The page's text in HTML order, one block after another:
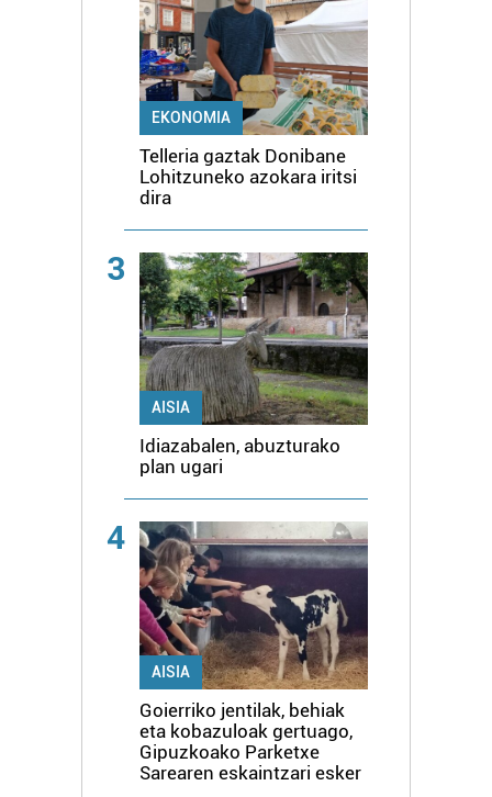
EKONOMIA
Telleria gaztak Donibane
Lohitzuneko azokara iritsi
dira
3
AISIA
Idiazabalen, abuzturako
plan ugari
4
AISIA
Goierriko jentilak, behiak
eta kobazuloak gertuago,
Gipuzkoako Parketxe
Sarearen eskaintzari esker